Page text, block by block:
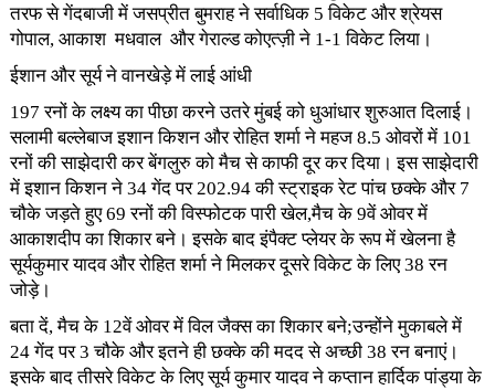
तरफ से गेंदबाजी में जसप्रीत बुमराह ने सर्वाधिक 5 विकेट और श्रेयस
गोपाल, आकाश मधवाल और गेराल्ड कोएत्ज़ी ने 1-1 विकेट लिया।
ईशान और सूर्य ने वानखेड़े में लाई आंधी
197 रनों के लक्ष्य का पीछा करने उतरे मुंबई को धुआंधार शुरुआत दिलाई।
सलामी बल्लेबाज इशान किशन और रोहित शर्मा ने महज 8.5 ओवरों में 101
रनों की साझेदारी कर बेंगलुरु को मैच से काफी दूर कर दिया। इस साझेदारी
में इशान किशन ने 34 गेंद पर 202.94 की स्ट्राइक रेट पांच छक्के और 7
चौके जड़ते हुए 69 रनों की विस्फोटक पारी खेल,मैच के 9वें ओवर में
आकाशदीप का शिकार बने। इसके बाद इंपैक्ट प्लेयर के रूप में खेलना है
सूर्यकुमार यादव और रोहित शर्मा ने मिलकर दूसरे विकेट के लिए 38 रन
जोड़े।
बता दें, मैच के 12वें ओवर में विल जैक्स का शिकार बने;उन्होंने मुकाबले में
24 गेंद पर 3 चौके और इतने ही छक्के की मदद से अच्छी 38 रन बनाएं।
इसके बाद तीसरे विकेट के लिए सूर्य कुमार यादव ने कप्तान हार्दिक पांड्या के